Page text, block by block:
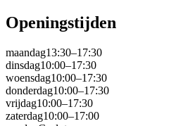
Openingstijden
maandag13:30–17:30
dinsdag10:00–17:30
woensdag10:00–17:30
donderdag10:00–17:30
vrijdag10:00–17:30
zaterdag10:00–17:00